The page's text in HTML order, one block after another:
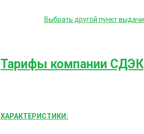
Выбрать другой пункт выдачи
Тарифы компании СДЭК
ХАРАКТЕРИСТИКИ: